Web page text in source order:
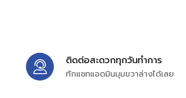
ติดต่อสะดวกทุกวันทำการ
ทักแชทแอดมินมุมขวาล่างได้เลย